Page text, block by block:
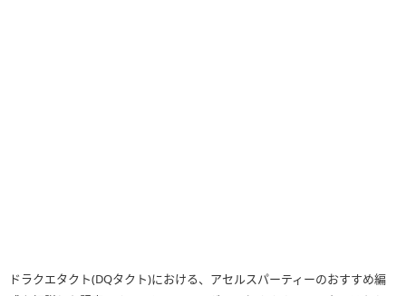
ドラクエタクト(DQタクト)における、アセルスパーティーのおすすめ編